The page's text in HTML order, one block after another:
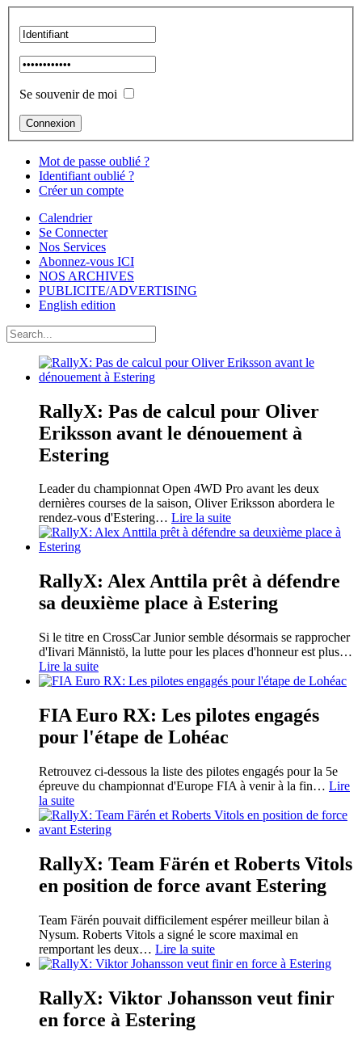
Se souvenir de moi
Mot de passe oublié ?
Identifiant oublié ?
Créer un compte
Calendrier
Se Connecter
Nos Services
Abonnez-vous ICI
NOS ARCHIVES
PUBLICITE/ADVERTISING
English edition
RallyX: Pas de calcul pour Oliver
Eriksson avant le dénouement à
Estering
Leader du championnat Open 4WD Pro avant les deux
dernières courses de la saison, Oliver Eriksson abordera le
rendez-vous d'Estering… Lire la suite
RallyX: Alex Anttila prêt à défendre
sa deuxième place à Estering
Si le titre en CrossCar Junior semble désormais se rapprocher
d'Iivari Männistö, la lutte pour les places d'honneur est plus…
Lire la suite
FIA Euro RX: Les pilotes engagés
pour l'étape de Lohéac
Retrouvez ci-dessous la liste des pilotes engagés pour la 5e
épreuve du championnat d'Europe FIA à venir à la fin… Lire
la suite
RallyX: Team Färén et Roberts Vitols
en position de force avant Estering
Team Färén pouvait difficilement espérer meilleur bilan à
Nysum. Roberts Vitols a signé le score maximal en
remportant les deux… Lire la suite
RallyX: Viktor Johansson veut finir
en force à Estering